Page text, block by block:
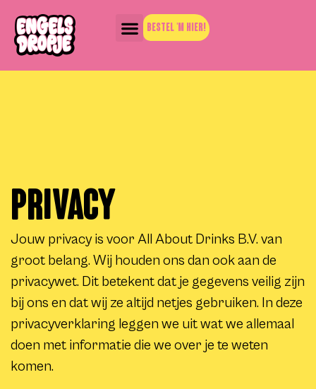
BESTEL 'M HIER!
Privacy
Jouw privacy is voor All About Drinks B.V. van
groot belang. Wij houden ons dan ook aan de
privacywet. Dit betekent dat je gegevens veilig zijn
bij ons en dat wij ze altijd netjes gebruiken. In deze
privacyverklaring leggen we uit wat we allemaal
doen met informatie die we over je te weten
komen.